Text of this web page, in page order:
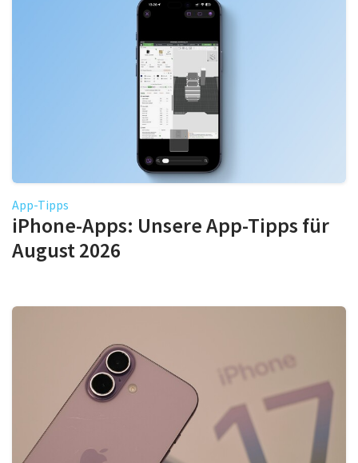
App-Tipps
iPhone-Apps: Unsere App-Tipps für
August 2026